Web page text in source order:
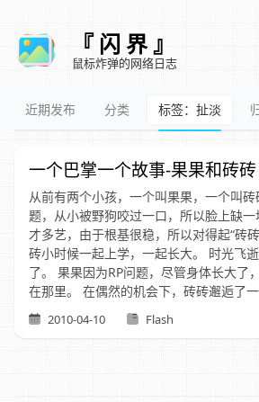
『 闪 界 』
鼠标炸弹的网络日志
近期发布 分类 标签：扯淡
一个巴掌一个故事-果果和砖砖
从前有两个小孩，一个叫果果，一个叫砖
题，从小被野狗咬过一口，所以脸上缺
才多艺，由于根基很稳，所以对得起“砖
砖小时候一起上学，一起长大。 时光飞
了。 果果因为RP问题，尽管身体长大了
在那里。 在偶然的机会下，砖砖邂逅了
2010-04-10 Flash